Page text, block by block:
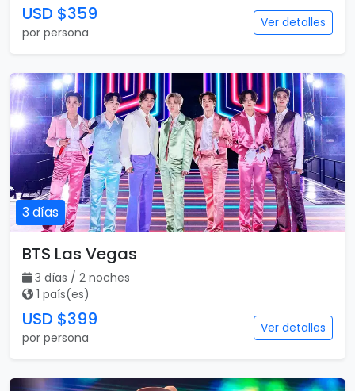
USD $359
por persona
Ver detalles
3 días
BTS Las Vegas
3 días / 2 noches
1 país(es)
USD $399
por persona
Ver detalles